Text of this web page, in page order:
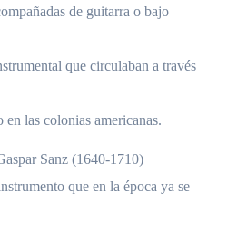
de guitarra o bajo
que circulaban a través
las colonias americanas.
Sanz (1640-1710)
que en la época ya se